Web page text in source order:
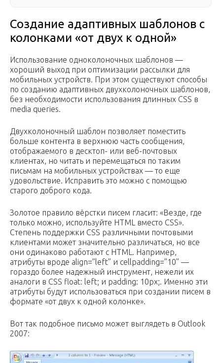
Создание адаптивных шаблонов с
колонками «от двух к одной»
Использование одноколоночных шаблонов —
хороший выход при оптимизации рассылки для
мобильных устройств. При этом существуют способы
по созданию адаптивных двухколоночных шаблонов,
без необходимости использования длинных CSS в
media queries.
Двухколоночный шаблон позволяет поместить
больше контента в верхнюю часть сообщения,
отображаемого в десктоп- или веб-почтовых
клиентах, но читать и перемещаться по таким
письмам на мобильных устройствах — то еще
удовольствие. Исправить это можно с помощью
старого доброго кода.
Золотое правило вёрстки писем гласит: «Везде, где
только можно, используйте HTML вместо CSS».
Степень поддержки CSS различными почтовыми
клиентами может значительно различаться, но все
они одинаково работают с HTML. Например,
атрибуты вроде align=”left” и cellpadding=”10” —
гораздо более надежный инструмент, нежели их
аналоги в CSS float: left; и padding: 10px;. Именно эти
атрибуты будут использоваться при создании писем в
формате «от двух к одной колонке».
Вот так подобное письмо может выглядеть в Outlook
2007: